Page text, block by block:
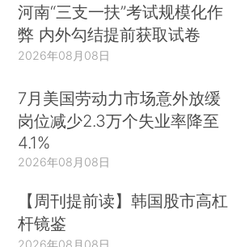
河南“三支一扶”考试规模化作
弊 内外勾结提前获取试卷
2026年08月08日
7月美国劳动力市场意外放缓
岗位减少2.3万个失业率降至
4.1%
2026年08月08日
【周刊提前读】韩国股市高杠
杆镜鉴